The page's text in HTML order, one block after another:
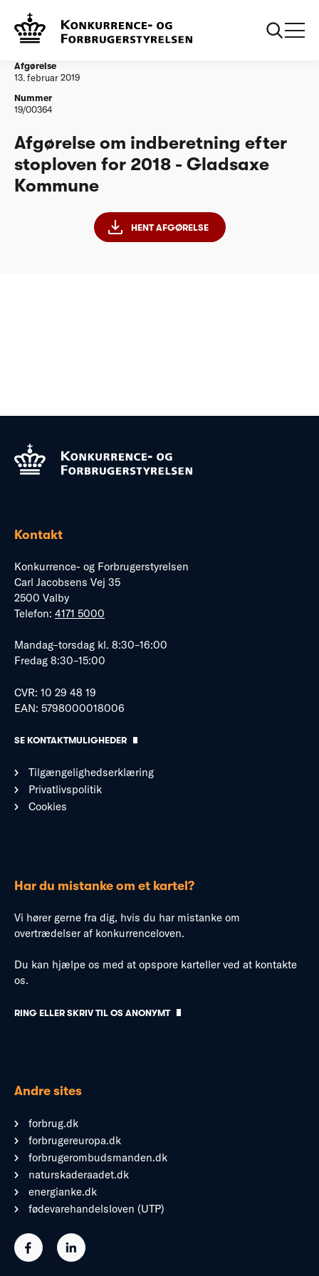
Vandtilsyn
2018 - Gladsaxe Kommune
Afgørelse
13. februar 2019
Nummer
19/00364
Afgørelse om indberetning efter
stoploven for 2018 - Gladsaxe
Kommune
HENT AFGØRELSE
Kontakt
Konkurrence- og Forbrugerstyrelsen
Carl Jacobsens Vej 35
2500 Valby
Telefon: 4171 5000
Mandag–torsdag kl. 8:30–16:00
Fredag 8:30–15:00
CVR: 10 29 48 19
EAN: 5798000018006
SE KONTAKTMULIGHEDER
Tilgængelighedserklæring
Privatlivspolitik
Cookies
Har du mistanke om et kartel?
Vi hører gerne fra dig, hvis du har mistanke om
overtrædelser af konkurrenceloven.
Du kan hjælpe os med at opspore karteller ved at kontakte
os.
RING ELLER SKRIV TIL OS ANONYMT
Andre sites
forbrug.dk
forbrugereuropa.dk
forbrugerombudsmanden.dk
naturskaderaadet.dk
energianke.dk
fødevarehandelsloven (UTP)